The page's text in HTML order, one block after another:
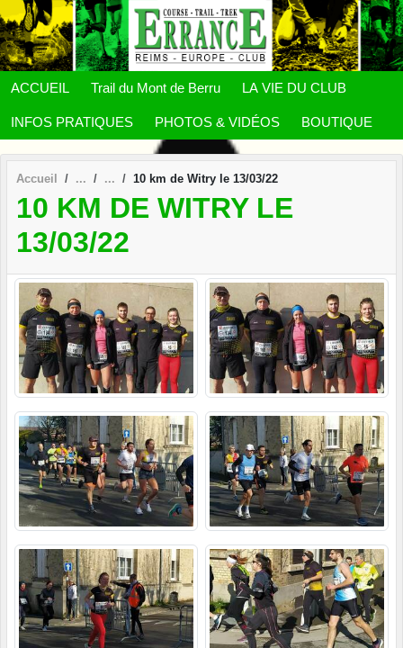
ACCUEIL Trail du Mont de Berru LA VIE DU CLUB
INFOS PRATIQUES PHOTOS & VIDÉOS BOUTIQUE
Accueil 10 km de Witry le 13/03/22
10 KM DE WITRY LE
13/03/22
Panneau de gestion des cookies